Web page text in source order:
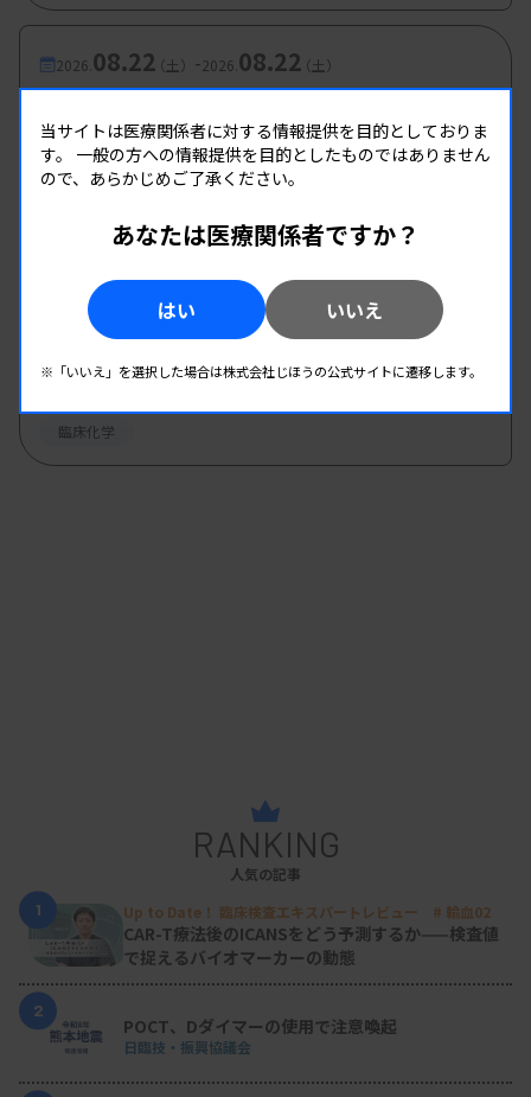
2026. 08.22（土） -2026. 08.22（土）
主催 :和歌山県臨床検査技師会
開催場所 : 和歌山県
2026.08.22 - 08.22
第1回生物化学分析部門研修会
主催 : 宮崎県臨床検査技師会
臨床化学
RANKING
人気の記事
1
Up to Date！ 臨床検査エキスパートレビュー # 輸血02
CAR-T療法後のICANSをどう予測するか——検査値
で捉えるバイオマーカーの動態
2
POCT、Dダイマーの使用で注意喚起
日臨技・振興協議会
当サイトは医療関係者に対する情報提供を目的としておりま
す。 一般の方への情報提供を目的としたものではありません
ので、あらかじめご了承ください。
あなたは医療関係者ですか？
はい いいえ
※「いいえ」を選択した場合は株式会社じほうの公式サイトに遷移します。